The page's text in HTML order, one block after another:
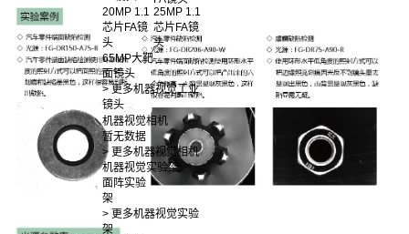
20MP 1.1
芯片FA镜
头
25MP 1.1
芯片FA镜
头
65MP大靶
面镜头
> 更多机器视觉工业
镜头
机器视觉相机
暂无数据
> 更多机器视觉相机
机器视觉实验架
面阵实验
架
> 更多机器视觉实验
架